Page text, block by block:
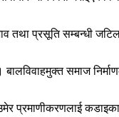
प्रसूति सम्बन्धी
समाज
प्रमाणीकरणलाई